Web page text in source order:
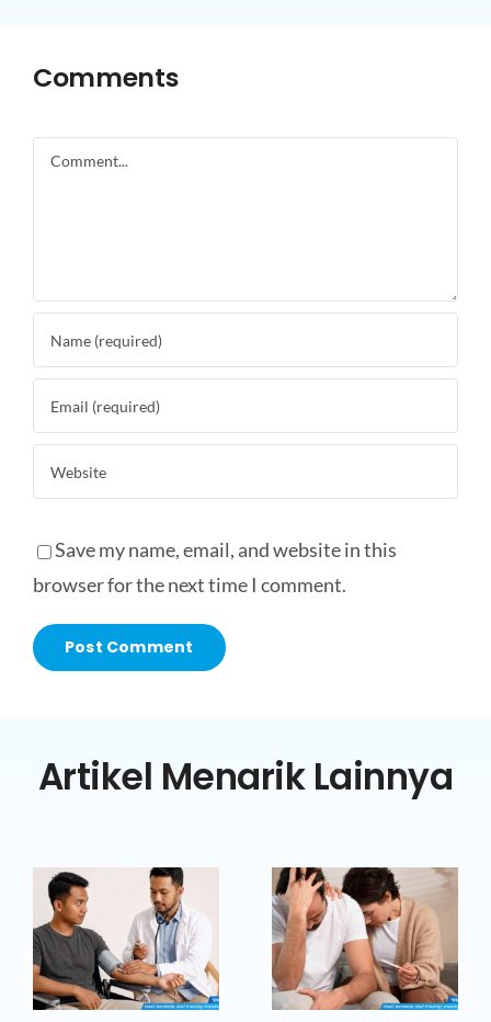
Comments
Comment
Save my name, email, and website in this
browser for the next time I comment.
Artikel Menarik Lainnya